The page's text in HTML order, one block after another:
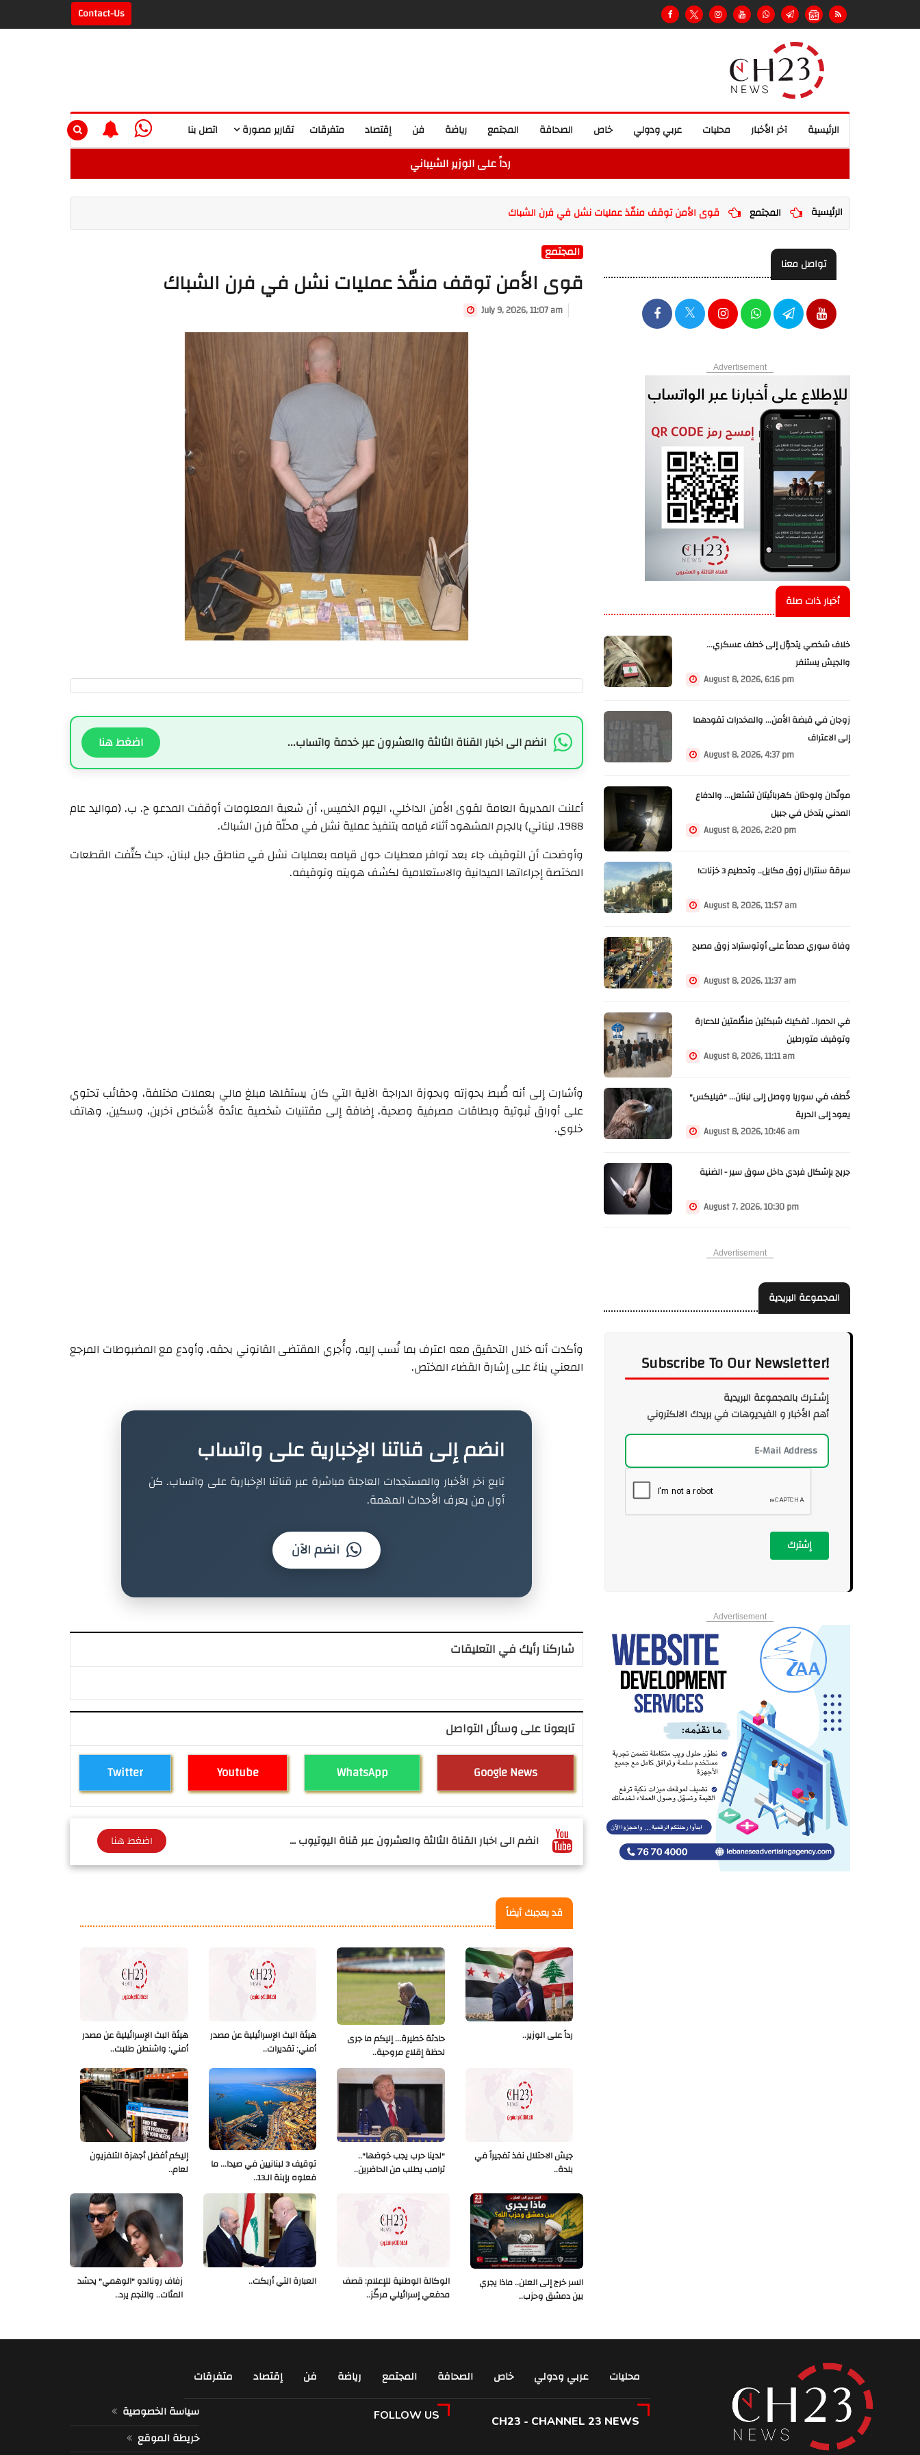
Contact-Us
اتصل بنا تقارير مصورة متفرقات إقتصاد فن رياضة المجتمع الصحافة خاص عربي ودولي محليات آخر الأخبار الرئيسية
رداً على الوزير الشيباني
الرئيسية المجتمع قوى الأمن توقف منفّذ عمليات نشل في فرن الشباك
المجتمع
قوى الأمن توقف منفّذ عمليات نشل في فرن الشباك
July 9, 2026, 11:07 am
انضم الى اخبار القناة الثالثة والعشرون عبر خدمة واتساب... اضغط هنا
أعلنت المديرية العامة لقوى الأمن الداخلي، اليوم الخميس، أن شعبة المعلومات أوقفت المدعو ح. ب. (مواليد عام
1988، لبناني) بالجرم المشهود أثناء قيامه بتنفيذ عملية نشل في محلّة فرن الشباك.
وأوضحت أن التوقيف جاء بعد توافر معطيات حول قيامه بعمليات نشل في مناطق جبل لبنان، حيث كثّفت القطعات
المختصة إجراءاتها الميدانية والاستعلامية لكشف هويته وتوقيفه.
وأشارت إلى أنه ضُبط بحوزته وبحوزة الدراجة الآلية التي كان يستقلها مبلغ مالي بعملات مختلفة، وحقائب تحتوي
على أوراق ثبوتية وبطاقات مصرفية وصحية، إضافة إلى مقتنيات شخصية عائدة لأشخاص آخرين، وسكين، وهاتف
خلوي.
وأكدت أنه خلال التحقيق معه اعترف بما نُسب إليه، وأُجري المقتضى القانوني بحقه، وأودع مع المضبوطات المرجع
المعني بناءً على إشارة القضاء المختص.
انضم إلى قناتنا الإخبارية على واتساب
تابع آخر الأخبار والمستجدات العاجلة مباشرة عبر قناتنا الإخبارية على واتساب. كن
أول من يعرف الأحداث المهمة.
انضم الآن
شاركنا رأيك في التعليقات
تابعونا على وسائل التواصل
Twitter Youtube WhatsApp Google News
انضم الى اخبار القناة الثالثة والعشرون عبر قناة اليوتيوب ... اضغط هنا
قد يعجبك أيضاً
هيئة البث الإسرائيلية عن مصدر
أمني: واشنطن طلبت..
هيئة البث الإسرائيلية عن مصدر
أمني: تقديرات..
حادثة خطيرة... إليكم ما جرى
لحظة إقلاع مروحية..
رداً على الوزير..
إليكم أفضل أجهزة التلفزيون
لعام..
توقيف 3 لبنانيين في صيدا... ما
فعلوه بإبنة الـ13..
"لدينا حرب يجب خوضها"..
ترامب يطلب من الحاضرين..
جيش الاحتلال نفذ تفجيراً في
بلدة..
زفاف رونالدو "الوهمي" يحشد
المئات.. والنجم يرد..
العبارة التي أربكت..
الوكالة الوطنية للإعلام: قصف
مدفعي إسرائيلي مركّز..
السر خرج إلى العلن.. ماذا يجري
بين دمشق وحزب..
تواصل معنا
Advertisement
أخبار ذات صلة
خلاف شخصي يتحوّل إلى خطف عسكري...
والجيش يستنفر
August 8, 2026, 6:16 pm
زوجان في قبضة الأمن... والمخدرات تقودهما
إلى الاعتراف
August 8, 2026, 4:37 pm
مولّدان ولوحتان كهربائيتان تشتعل... والدفاع
المدني يتدخل في جبيل
August 8, 2026, 2:20 pm
سرقة سنترال زوق مكايل.. وتحطيم 3 خزنات!
August 8, 2026, 11:57 am
وفاة سوري صدماً على أوتوستراد زوق مصبح
August 8, 2026, 11:37 am
في الحمرا.. تفكيك شبكتين منظّمتين للدعارة
وتوقيف متورطين
August 8, 2026, 11:11 am
خُطف في سوريا ووصل إلى لبنان... "فيليكس"
يعود إلى الحرية
August 8, 2026, 10:46 am
جريح بإشكال فردي داخل سوق سير - الضنية
August 7, 2026, 10:30 pm
Advertisement
المجموعة البريدية
Subscribe To Our Newsletter!
إشـتـرك بالمجموعة البريدية
أهم الأخبار و الفيديوهات في بريدك الالكتروني
إشترك
Advertisement
متفرقات إقتصاد فن رياضة المجتمع الصحافة خاص عربي ودولي
محليات
سياسة الخصوصية
خريطة الموقع
FOLLOW US CH23 - CHANNEL 23 NEWS